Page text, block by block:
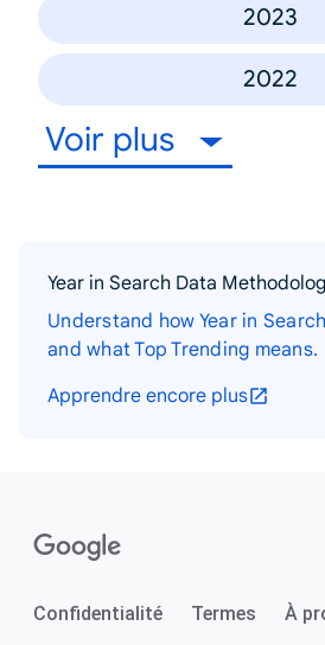
2023
2022
Voir plus
Year in Search Data
Understand how Year in
and what Top Trending means.
Apprendre encore plus
Confidentialité Termes À